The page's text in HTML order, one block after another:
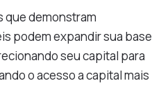
que demonstram
podem expandir sua base
seu capital para
o acesso a capital mais